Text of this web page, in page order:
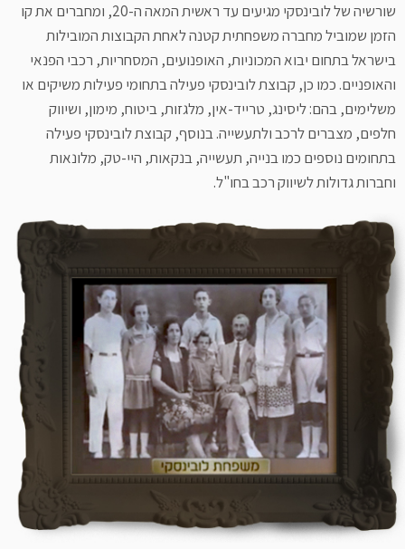
שורשיה של לובינסקי מגיעים עד ראשית המאה ה-20, ומחברים את קו
הזמן שמוביל מחברה משפחתית קטנה לאחת הקבוצות המובילות
בישראל בתחום יבוא המכוניות, האופנועים, המסחריות, רכבי הפנאי
והאופניים. כמו כן, קבוצת לובינסקי פעילה בתחומי פעילות משיקים או
משלימים, בהם: ליסינג, טרייד-אין, מלגזות, ביטוח, מימון, ושיווק
חלפים, מצברים לרכב ולתעשייה. בנוסף, קבוצת לובינסקי פעילה
בתחומים נוספים כמו בנייה, תעשייה, בנקאות, היי-טק, מלונאות
וחברות גדולות לשיווק רכב בחו"ל.